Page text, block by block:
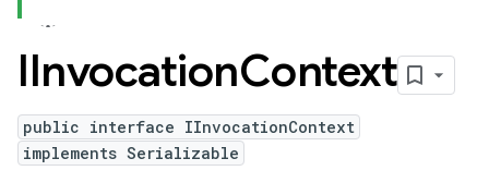
IInvocationContext
public interface IInvocationContext
implements Serializable